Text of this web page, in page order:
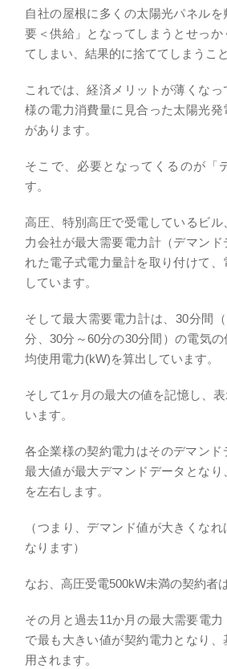
自社の屋根に多くの太陽光パネル
要＜供給」となってしまうとせっか
てしまい、結果的に捨ててしまうこ
これでは、経済メリットが薄くな
様の電力消費量に見合った太陽光
があります。
そこで、必要となってくるのが「
す。
高圧、特別高圧で受電しているビ
力会社が最大需要電力計（デマンド
れた電子式電力量計を取り付けて、
しています。
そして最大需要電力計は、30分間
分、30分～60分の30分間）の電気
均使用電力(kW)を算出しています。
そして1ヶ月の最大の値を記憶し、
います。
各企業様の契約電力はそのデマンド
最大値が最大デマンドデータとなり
を左右します。
（つまり、デマンド値が大きくな
なります）
なお、高圧受電500kW未満の契約者は
その月と過去11か月の最大需要電
で最も大きい値が契約電力となり
用されます。